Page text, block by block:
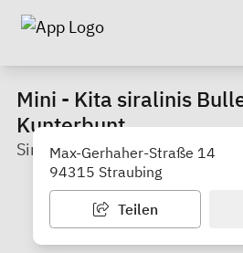
Mini - Kita siralinis
Kunterbunt
Sira Betreuung von 0-3 Jahre
Max-Gerhaher-Straße 14
94315 Straubing
Teilen